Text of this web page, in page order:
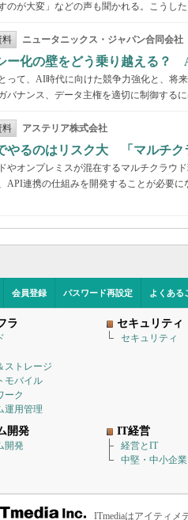
のが大変」などの声も聞かれる。こうし
料 ニュータニックス・ジャパン合同会社
ー化の壁をどう乗り越える？
って、AI時代に向けた競争力強化と、将
バナンス、データ主権を適切に制御する
料 アステリア株式会社
やるのはリスク大 「マルチク
やオンプレミスが混在するマルチクラウ
API連携の仕組みを開発することが必要
会員登録 パスワード再設定 よくある
ラ
ストレージ
モバイル
ーク
運用管理
セキュリティ
セキュリティ
開発
開発
IT経営
経営とIT
中堅・中小企
ITmediaはアイティメ